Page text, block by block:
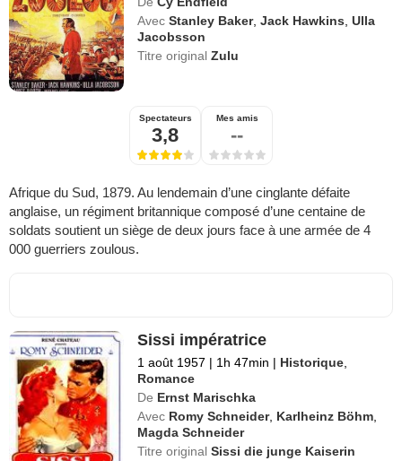
Avec Stanley Baker,Jack Hawkins,Ulla
Jacobsson
Titre originalZulu
Spectateurs
3,8
Mes amis
--
Afrique du Sud, 1879. Au lendemain d’une cinglante défaite
anglaise, un régiment britannique composé d’une centaine de
soldats soutient un siège de deux jours face à une armée de 4
000 guerriers zoulous.
Sissi impératrice
1 août 1957 | 1h 47min | Historique,
Romance
De Ernst Marischka
Avec Romy Schneider, Karlheinz Böhm,
Magda Schneider
Titre originalSissi die junge Kaiserin